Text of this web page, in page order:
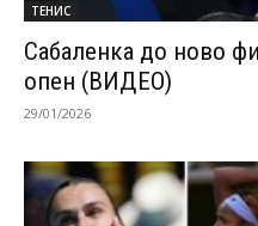
ТЕНИС
Сабаленка до ново
опен (ВИДЕО)
29/01/2026